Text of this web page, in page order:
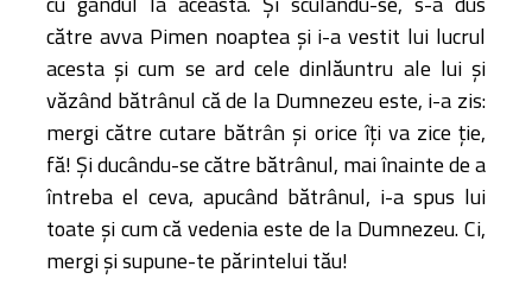
către avva Pimen noaptea şi i-a vestit lui lucrul
acesta şi cum se ard cele dinlăuntru ale lui şi
văzând bătrânul că de la Dumnezeu este, i-a zis:
mergi către cutare bătrân şi orice îţi va zice ţie,
fă! Şi ducându-se către bătrânul, mai înainte de a
întreba el ceva, apucând bătrânul, i-a spus lui
toate şi cum că vedenia este de la Dumnezeu. Ci,
mergi şi supune-te părintelui tău!